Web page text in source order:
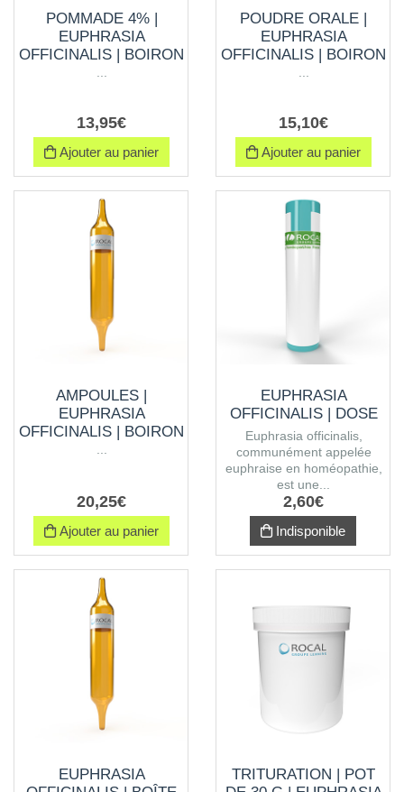
POMMADE 4% |
EUPHRASIA
OFFICINALIS | BOIRON
13,95€
Ajouter au panier
POUDRE ORALE |
EUPHRASIA
OFFICINALIS | BOIRON
15,10€
Ajouter au panier
AMPOULES |
EUPHRASIA
OFFICINALIS | BOIRON
20,25€
Ajouter au panier
EUPHRASIA
OFFICINALIS | DOSE
Euphrasia officinalis,
communément appelée
euphraise en homéopathie,
est une...
2,60€
Indisponible
EUPHRASIA
TRITURATION | POT